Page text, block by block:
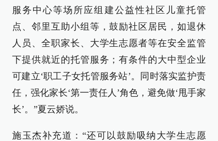
服务中心等场所应组建公益性社区儿童托管
点、邻里互助小组等，鼓励社区居民，如退休
人员、全职家长、大学生志愿者等在安全监管
下提供就近的托管服务；有条件的大中型企业
可建立‘职工子女托管服务站’。同时落实监护责
任，强化家长‘第一责任人’角色，避免做‘甩手家
长’。”夏云娇说。
施玉杰补充道：“还可以鼓励吸纳大学生志愿